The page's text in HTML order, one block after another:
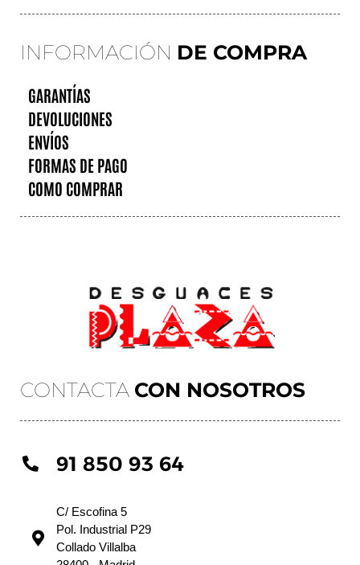
CONTACTA CON NOSOTROS
91 850 93 64
C/ Escofina 5
Pol. Industrial P29
Collado Villalba
INFORMACIÓN DE COMPRA
GARANTÍAS
DEVOLUCIONES
ENVÍOS
FORMAS DE PAGO
COMO COMPRAR